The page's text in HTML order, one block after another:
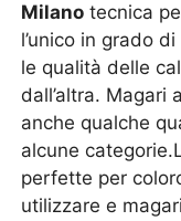
Milano tecnica
l’unico in grado
le qualità delle
dall’altra. Magari
anche qualche
alcune
perfette per
utilizzare e